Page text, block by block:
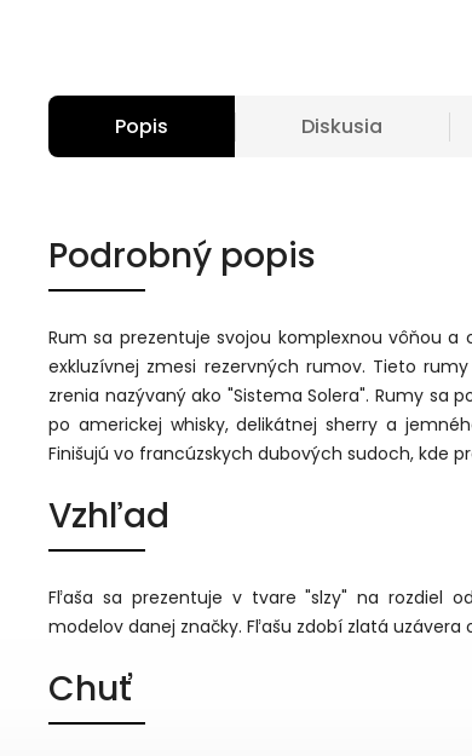
Popis Diskusia
Podrobný popis
Rum sa prezentuje svojou komplexnou vôňou a
exkluzívnej zmesi rezervných rumov. Tieto
zrenia nazývaný ako "Sistema Solera". Rumy sa
po americkej whisky, delikátnej sherry a
Finišujú vo francúzskych dubových sudoch, kde
Vzhľad
Fľaša sa prezentuje v tvare "slzy" na rozdiel
modelov danej značky. Fľašu zdobí zlatá uzávera
Chuť